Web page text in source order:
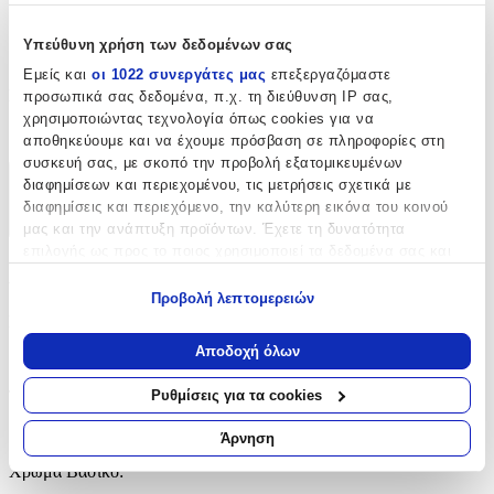
Υπεύθυνη χρήση των δεδομένων σας
Εμείς και οι 1022 συνεργάτες μας επεξεργαζόμαστε
προσωπικά σας δεδομένα, π.χ. τη διεύθυνση IP σας,
χρησιμοποιώντας τεχνολογία όπως cookies για να
αποθηκεύουμε και να έχουμε πρόσβαση σε πληροφορίες στη
συσκευή σας, με σκοπό την προβολή εξατομικευμένων
διαφημίσεων και περιεχομένου, τις μετρήσεις σχετικά με
διαφημίσεις και περιεχόμενο, την καλύτερη εικόνα του κοινού
μας και την ανάπτυξη προϊόντων. Έχετε τη δυνατότητα
Να συλλέξουμε πληροφορίες σχετικά με τη γεωγραφική
σας τοποθεσία, οι οποίες μπορεί να είναι ακριβείς σε
απόσταση μερικών μέτρων
Να αναγνωρίσουμε τη συσκευή σας σαρώνοντας ενεργά
για συγκεκριμένα χαρακτηριστικά (δακτυλικό αποτύπωμα)
Μάθετε περισσότερα σχετικά με τον τρόπο επεξεργασίας των
προσωπικών σας δεδομένων και καθορίστε τις προτιμήσεις σας
Προβολή λεπτομερειών
Αποδοχή όλων
Ρυθμίσεις για τα cookies
Άρνηση
105
cm
Συρτάρια:
2
Χαρακτηριστικά
+
Χρώμα Βασικό: